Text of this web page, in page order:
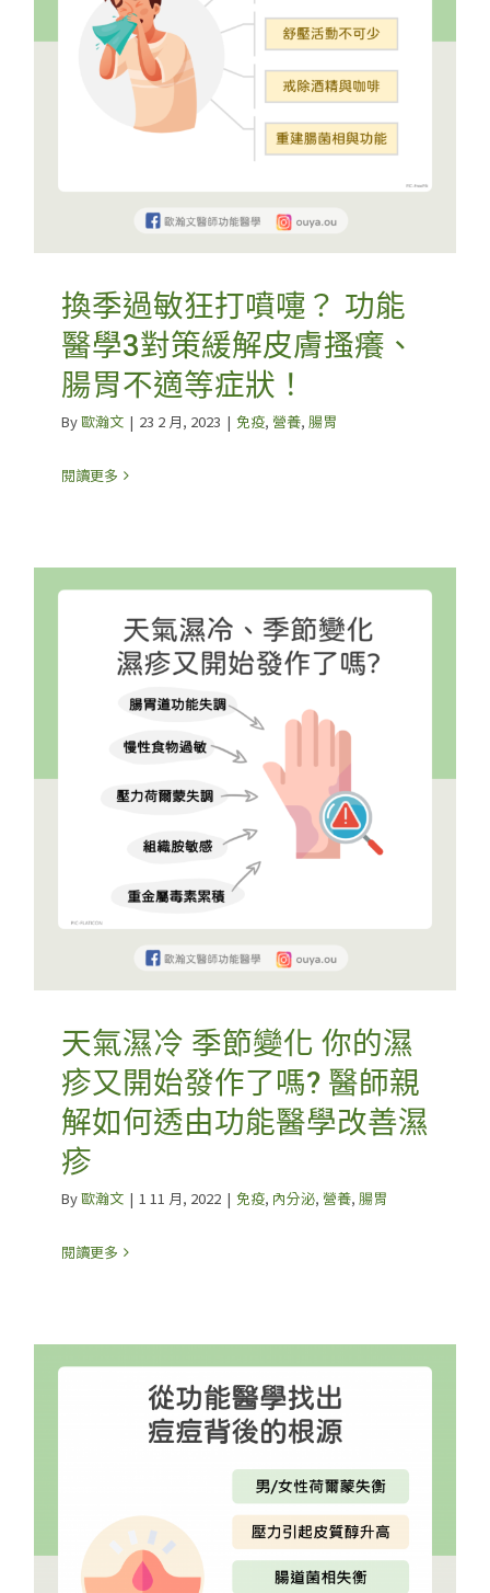
換季過敏狂打噴嚏？ 功能
醫學3對策緩解皮膚搔癢、
腸胃不適等症狀！
By歐瀚文 | 23 2 月, 2023 | 免疫, 營養, 腸胃
閱讀更多
天氣濕冷 季節變化 你的濕
疹又開始發作了嗎? 醫師親
解如何透由功能醫學改善濕
疹
By歐瀚文 | 1 11 月, 2022 | 免疫, 內分泌, 營養, 腸胃
閱讀更多